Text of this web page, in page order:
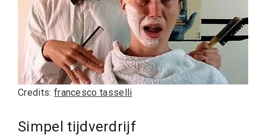
Credits: francesco tasselli
Simpel tijdverdrijf